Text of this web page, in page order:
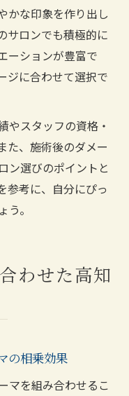
かな印象を作り出し
サロンでも積極的に
ーションが豊富で
ジに合わせて選択で
やスタッフの資格・
た、施術後のダメー
ン選びのポイントと
参考に、自分にぴっ
。
わせた高知
の相乗効果
マを組み合わせるこ